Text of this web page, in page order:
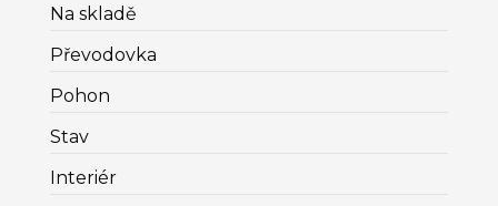
Na skladě
Převodovka
Pohon
Stav
Interiér